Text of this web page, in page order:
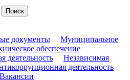
Поиск
документы
Муниципальное
обеспечение
деятельность
Независимая
деятельность
Вакансии